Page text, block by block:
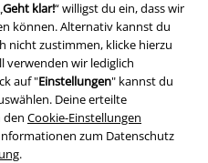
Geht klar!“ willigst du ein, dass wir
können. Alternativ kannst du
nicht zustimmen, klicke hierzu
verwenden wir lediglich
auf "Einstellungen" kannst du
Deine erteilte
den Cookie-Einstellungen
zum Datenschutz
.
Company